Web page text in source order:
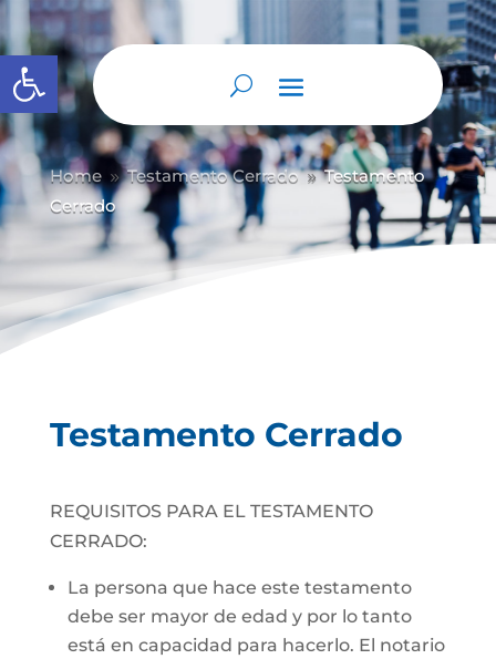
Abrir barra de herramientas
Home 9 Testamento Cerrado 9 Testamento
Cerrado
Testamento Cerrado
REQUISITOS PARA EL TESTAMENTO
CERRADO:
La persona que hace este testamento
debe ser mayor de edad y por lo tanto
está en capacidad para hacerlo. El notario